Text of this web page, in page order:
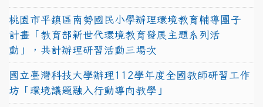
桃園市平鎮區南勢國民小學辦理環境教育輔導團子
計畫「教育部新世代環境教育發展主題系列活
動」，共計辦理研習活動三場次
國立臺灣科技大學辦理112學年度全國教師研習工作
坊「環境議題融入行動導向教學」